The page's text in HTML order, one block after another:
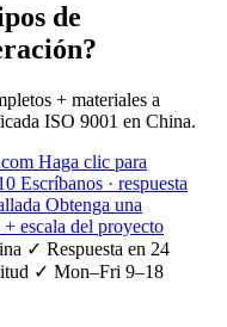
de
+ materiales a
ISO 9001 en China.
Haga clic para
Escríbanos · respuesta
Obtenga una
escala del proyecto
✓ Respuesta en 24
✓ Mon–Fri 9–18